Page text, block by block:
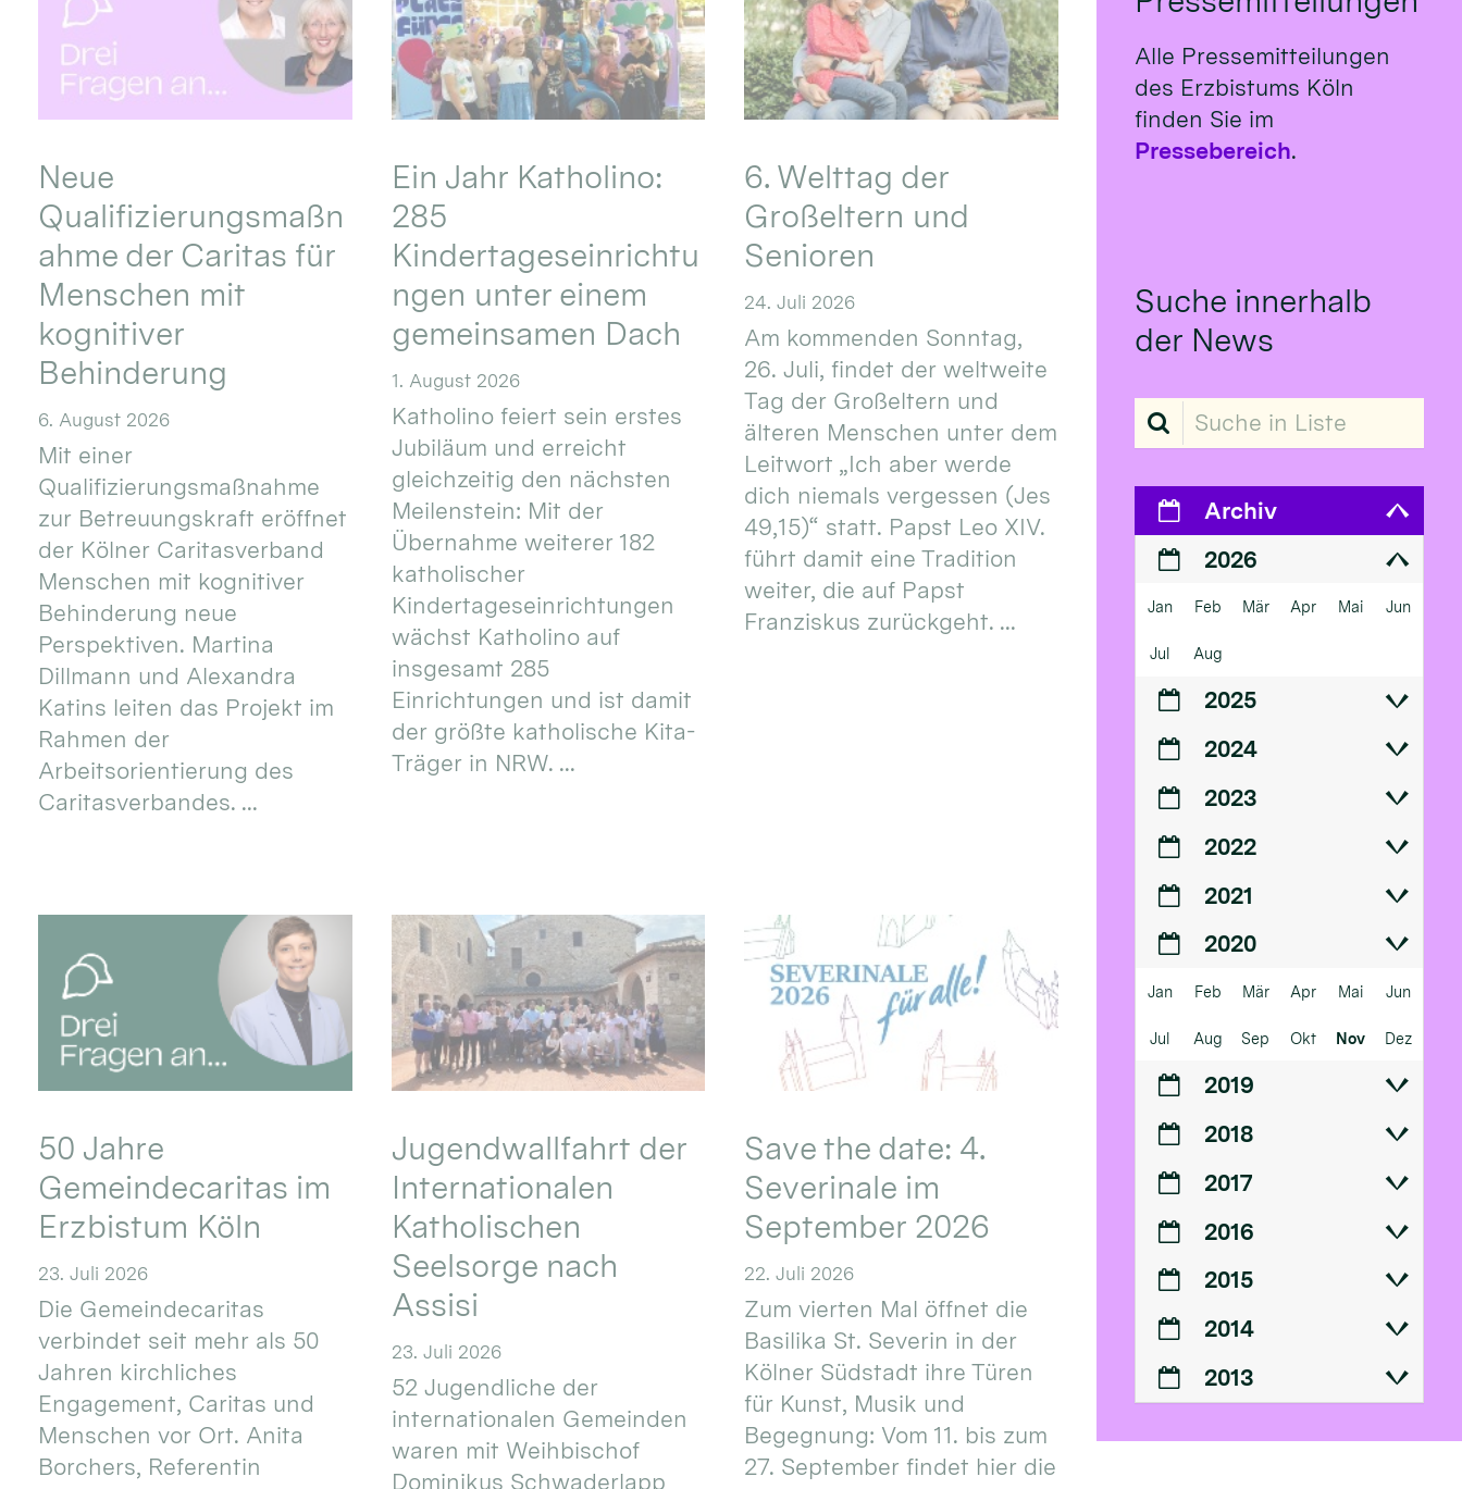
Neue
Qualifizierungsmaßn
ahme der Caritas für
Menschen mit
kognitiver
Behinderung
6. August 2026
Mit einer
Qualifizierungsmaßnahme
zur Betreuungskraft eröffnet
der Kölner Caritasverband
Menschen mit kognitiver
Behinderung neue
Perspektiven. Martina
Dillmann und Alexandra
Katins leiten das Projekt im
Rahmen der
Arbeitsorientierung des
Caritasverbandes. ...
Ein Jahr Katholino:
285
Kindertageseinrichtu
ngen unter einem
gemeinsamen Dach
1. August 2026
Katholino feiert sein erstes
Jubiläum und erreicht
gleichzeitig den nächsten
Meilenstein: Mit der
Übernahme weiterer 182
katholischer
Kindertageseinrichtungen
wächst Katholino auf
insgesamt 285
Einrichtungen und ist damit
der größte katholische Kita-
Träger in NRW. ...
6. Welttag der
Großeltern und
Senioren
24. Juli 2026
Am kommenden Sonntag,
26. Juli, findet der weltweite
Tag der Großeltern und
älteren Menschen unter dem
Leitwort „Ich aber werde
dich niemals vergessen (Jes
49,15)“ statt. Papst Leo XIV.
führt damit eine Tradition
weiter, die auf Papst
Franziskus zurückgeht. ...
50 Jahre
Gemeindecaritas im
Erzbistum Köln
23. Juli 2026
Die Gemeindecaritas
verbindet seit mehr als 50
Jahren kirchliches
Engagement, Caritas und
Menschen vor Ort. Anita
Borchers, Referentin
Jugendwallfahrt der
Internationalen
Katholischen
Seelsorge nach
Assisi
23. Juli 2026
52 Jugendliche der
internationalen Gemeinden
waren mit Weihbischof
Dominikus Schwaderlapp
Save the date: 4.
Severinale im
September 2026
22. Juli 2026
Zum vierten Mal öffnet die
Basilika St. Severin in der
Kölner Südstadt ihre Türen
für Kunst, Musik und
Begegnung: Vom 11. bis zum
27. September findet hier die
Alle Pressemitteilungen
des Erzbistums Köln
finden Sie im
Pressebereich.
Suche innerhalb
der News
Suche in Liste
Archiv
2026
Jan Feb Mär Apr Mai Jun
Jul Aug
2025
2024
2023
2022
2021
2020
Jan Feb Mär Apr Mai Jun
Jul Aug Sep Okt Nov Dez
2019
2018
2017
2016
2015
2014
2013